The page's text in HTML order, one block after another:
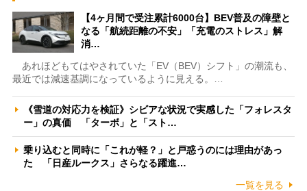
【4ヶ月間で受注累計6000台】BEV普及の障壁と
なる「航続距離の不安」「充電のストレス」解
消…
あれほどもてはやされていた「EV（BEV）シフト」の潮流も、
最近では減速基調になっているように見える。…
《雪道の対応力を検証》シビアな状況で実感した「フォレスタ
ー」の真価 「ターボ」と「スト…
乗り込むと同時に「これが軽？」と戸惑うのには理由があっ
た 「日産ルークス」さらなる躍進…
一覧を見る